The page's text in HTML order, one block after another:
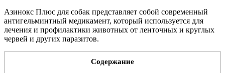
Азинокс Плюс для собак представляет собой современный
антигельминтный медикамент, который используется для
лечения и профилактики животных от ленточных и круглых
червей и других паразитов.
Содержание